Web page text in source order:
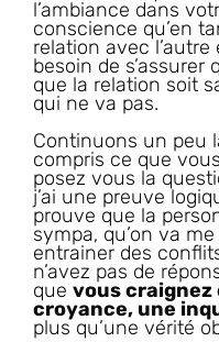
l’ambiance dans
conscience qu’en
relation avec
besoin de s’assurer
que la relation soit
qui ne va pas.
Continuons un peu
compris ce que
posez vous la
j’ai une preuve
prouve que la
sympa, qu’on va
entrainer des
n’avez pas de
que vous craignez
croyance, une
plus qu’une vérité